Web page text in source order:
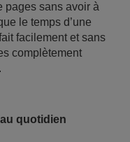
pages sans avoir à
le temps d’une
facilement et sans
complètement
quotidien